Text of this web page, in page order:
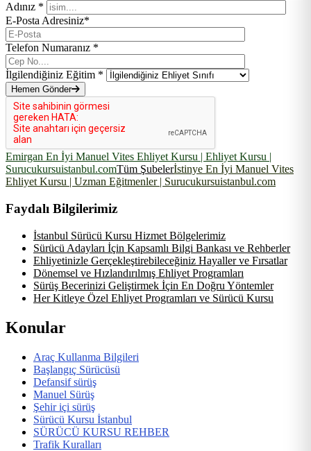
Adınız *
E-Posta Adresiniz*
Telefon Numaranız *
İlgilendiğiniz Eğitim *
Hemen Gönder
Emirgan En İyi Manuel Vites Ehliyet Kursu | Ehliyet Kursu |
Surucukursuistanbul.comTüm Şubelerİstinye En İyi Manuel Vites
Ehliyet Kursu | Uzman Eğitmenler | Surucukursuistanbul.com
Faydalı Bilgilerimiz
İstanbul Sürücü Kursu Hizmet Bölgelerimiz
Sürücü Adayları İçin Kapsamlı Bilgi Bankası ve Rehberler
Ehliyetinizle Gerçekleştirebileceğiniz Hayaller ve Fırsatlar
Dönemsel ve Hızlandırılmış Ehliyet Programları
Sürüş Becerinizi Geliştirmek İçin En Doğru Yöntemler
Her Kitleye Özel Ehliyet Programları ve Sürücü Kursu
Konular
Araç Kullanma Bilgileri
Başlangıç Sürücüsü
Defansif sürüş
Manuel Sürüş
Şehir içi sürüş
Sürücü Kursu İstanbul
SÜRÜCÜ KURSU REHBER
Trafik Kuralları